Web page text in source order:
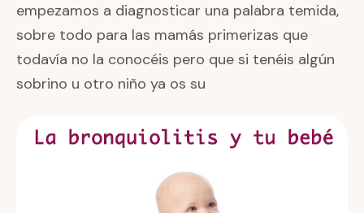
empezamos a diagnosticar una palabra temida,
sobre todo para las mamás primerizas que
todavía no la conocéis pero que si tenéis algún
sobrino u otro niño ya os su